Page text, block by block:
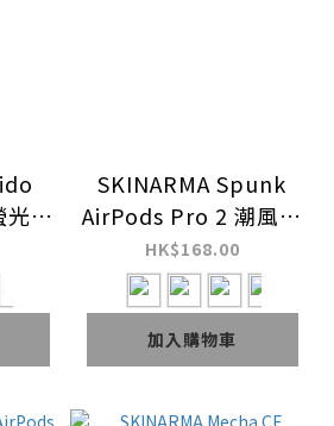
防
(連
SKINARMA Spunk
AirPods Pro 2 潮風格
藍牙耳機皮革保護套
(連掛繩)
HK$168.00
加入購物車